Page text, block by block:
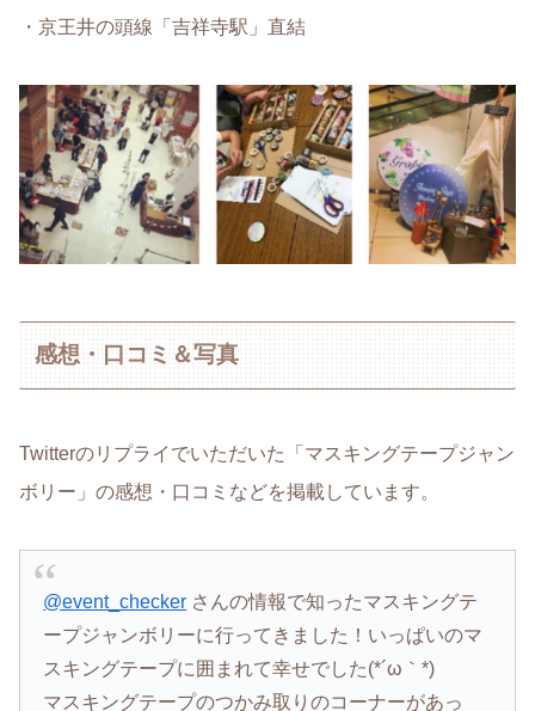
・京王井の頭線「吉祥寺駅」直結
感想・口コミ＆写真
Twitterのリプライでいただいた「マスキングテープジャン
ボリー」の感想・口コミなどを掲載しています。
@event_checker さんの情報で知ったマスキングテ
ープジャンボリーに行ってきました！いっぱいのマ
スキングテープに囲まれて幸せでした(*´ω｀*)
マスキングテープのつかみ取りのコーナーがあっ